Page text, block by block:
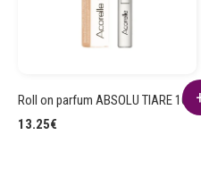
Roll on parfum ABSOLU TIARE 10ml
13.25€